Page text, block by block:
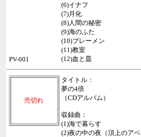
(6)イナフ
(7)月化
(8)人間の秘密
(9)海のふた
(10)ブレーメン
(11)教室
(12)血と皿
PV-001
売切れ
タイトル：
夢の4倍
（CDアルバム）
収録曲：
(1)海で暮らす
(2)夜の中の夜（頂上のアベ